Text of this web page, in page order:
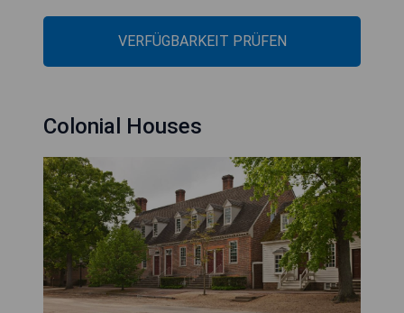
VERFÜGBARKEIT PRÜFEN
Colonial Houses